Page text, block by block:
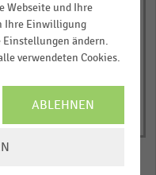
Webseite und Ihre
Ihre Einwilligung
ändern.
verwendeten Cookies.
ABLEHNEN